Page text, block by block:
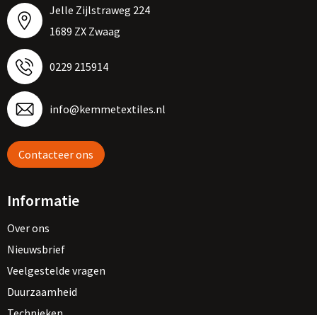
Jelle Zijlstraweg 224
1689 ZX Zwaag
0229 215914
info@kemmetextiles.nl
Contacteer ons
Informatie
Over ons
Nieuwsbrief
Veelgestelde vragen
Duurzaamheid